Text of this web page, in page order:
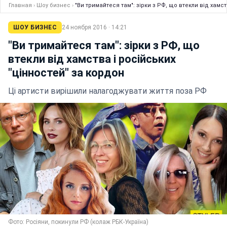
Главная › Шоу бизнес › "Ви тримайтеся там": зірки з РФ, що втекли від
ШОУ БИЗНЕС 24 ноября 2016 · 14:21
"Ви тримайтеся там": зірки з РФ, що
втекли від хамства і російських
"цінностей" за кордон
Ці артисти вирішили налагоджувати життя поза РФ
Фото: Росіяни, покинули РФ (колаж РБК-Україна)